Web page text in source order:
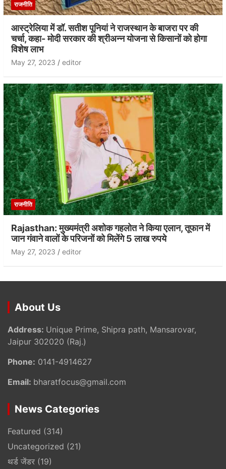
राजनीति
आस्ट्रेलिया में डॉ. सतीश पूनियां ने राजस्थान के बाजरा पर की
चर्चा, कहा- मोदी सरकार की श्रीअन्न योजना से किसानों को होगा
विशेष लाभ
May 27, 2023 editor
राजनीति
Rajasthan: मुख्यमंत्री अशोक गहलोत ने किया एलान, तूफान में
जान गंवाने वालों के परिजनों को मिलेंगे 5 लाख रुपये
May 27, 2023 editor
About Us
Address: Unique Prime, Shipra path, Mansarovar,
Jaipur 302020 (Raj.)
Phone: 0141-4914627
Email: bharatfocus@gmail.com
News Categories
Featured (314)
Uncategorized (21)
थर्ड जेंडर (19)